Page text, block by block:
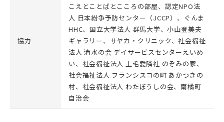
協力
こえとことばとこころの部屋、認定NPO法
人 日本紛争予防センター（JCCP）、ぐんま
HHC、国立大学法人 群馬大学、小山登美夫
ギャラリー、サヤカ・クリニック、社会福祉
法人 清水の会 デイサービスセンターえいめ
い、社会福祉法人 上毛愛隣社 のぞみの家、
社会福祉法人 フランシスコの町 あかつきの
村、社会福祉法人 わたぼうしの会、南橘町
自治会